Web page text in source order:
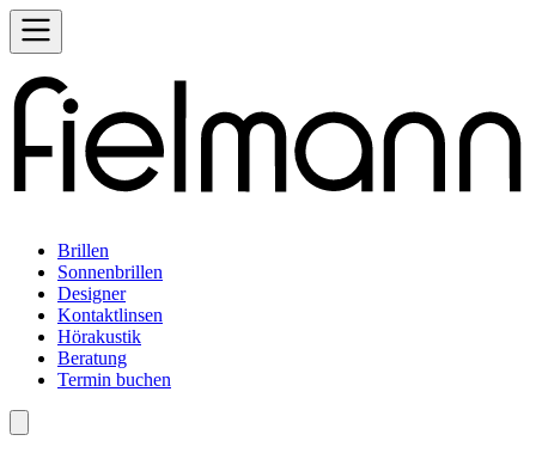
Brillen
Sonnenbrillen
Designer
Kontaktlinsen
Hörakustik
Beratung
Termin buchen